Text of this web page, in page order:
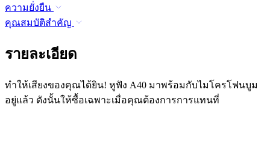
ความยั่งยืน
คุณสมบัติสำคัญ
รายละเอียด
ทำให้เสียงของคุณได้ยิน! หูฟัง A40 มาพร้อมกับไมโครโฟนบูม
อยู่แล้ว ดังนั้นให้ซื้อเฉพาะเมื่อคุณต้องการการแทนที่